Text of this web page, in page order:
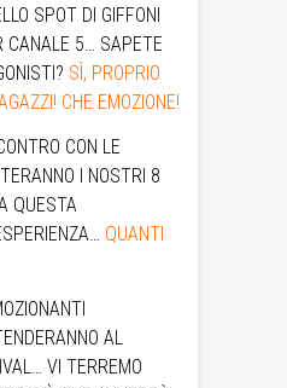
SPOT DI GIFFONI
CANALE 5… SAPETE
SÌ, PROPRIO
CHE EMOZIONE!
CON LE
I NOSTRI 8
QUESTA
QUANTI
AL
VI TERREMO